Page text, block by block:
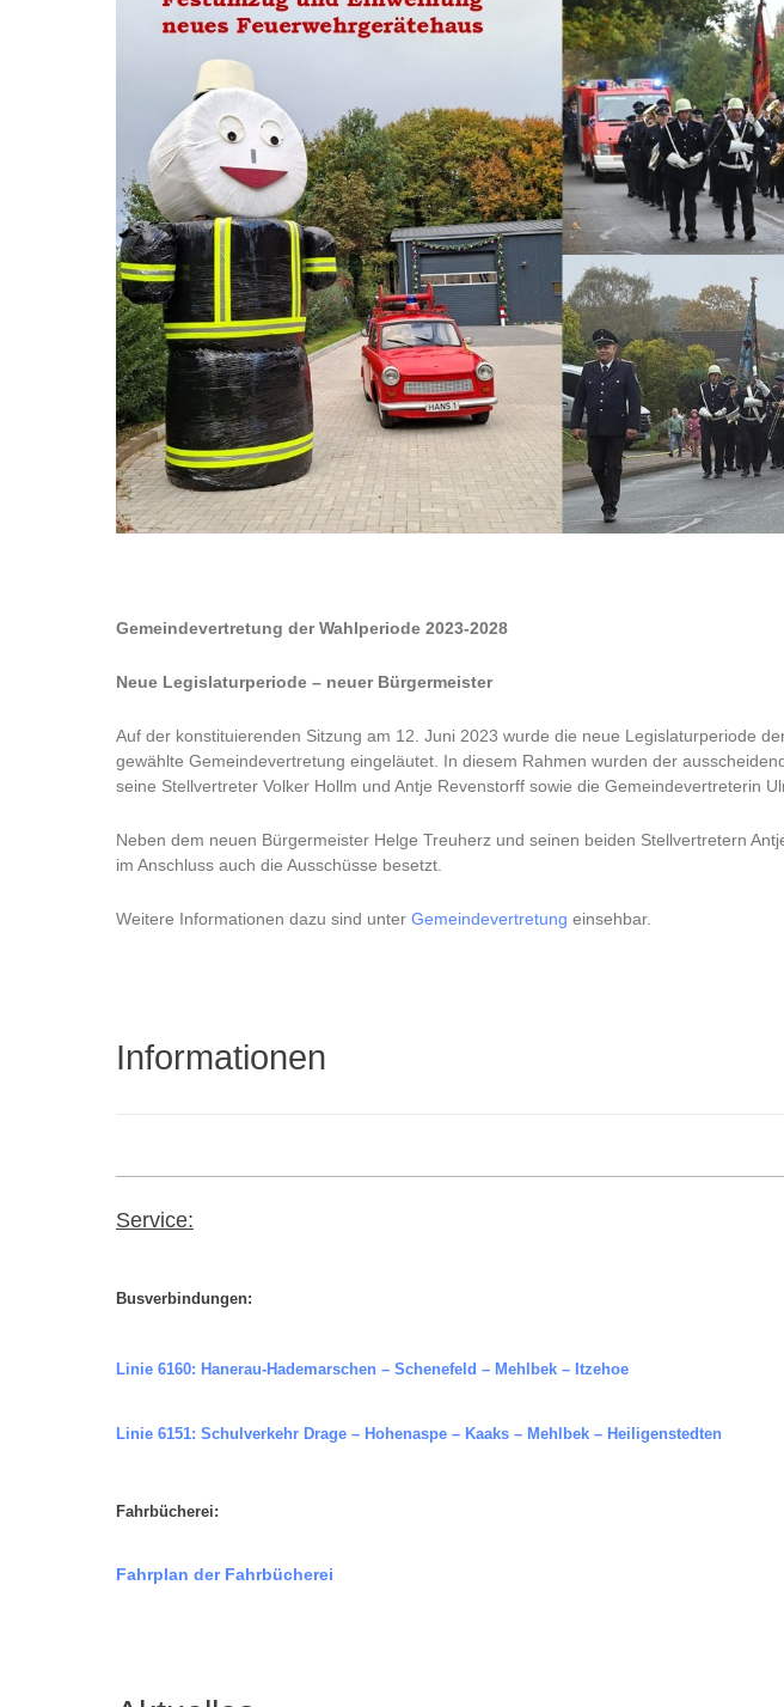
Gemeindevertretung der Wahlperiode 2023-2028
Neue Legislaturperiode – neuer Bürgermeister
Auf der konstituierenden Sitzung am 12. Juni 2023 wurde die neue Legislaturperiode
gewählte Gemeindevertretung eingeläutet. In diesem Rahmen wurden der
seine Stellvertreter Volker Hollm und Antje Revenstorff sowie die Gemeindevertreterin
Neben dem neuen Bürgermeister Helge Treuherz und seinen beiden Stellvertretern
im Anschluss auch die Ausschüsse besetzt.
Weitere Informationen dazu sind unter Gemeindevertretung einsehbar.
Informationen
Service:
Busverbindungen:
Linie 6160: Hanerau-Hademarschen – Schenefeld – Mehlbek – Itzehoe
Linie 6151: Schulverkehr Drage – Hohenaspe – Kaaks – Mehlbek – Heiligenstedten
Fahrbücherei:
Fahrplan der Fahrbücherei